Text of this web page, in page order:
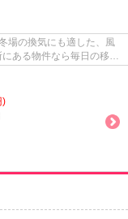
場の換気にも適した、風
ある物件なら毎日の移動
)